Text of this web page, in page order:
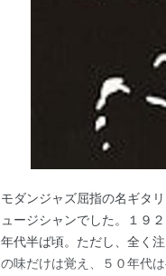
モダンジャズ屈指の名ギタ
ュージシャンでした。１９
年代半ば頃。ただし、全く
の味だけは覚え、５０年代